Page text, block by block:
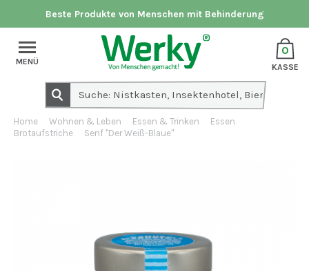
Beste Produkte von Menschen mit Behinderung
0
KASSE
MENÜ
Home Wohnen & Leben Essen & Trinken
Essen
Brotaufstriche
Senf "Der Weiß-Blaue"